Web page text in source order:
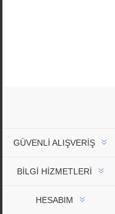
GÜVENLI ALIŞVERIŞ
BİLGİ HİZMETLERİ
HESABIM